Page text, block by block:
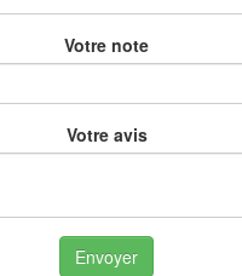
Votre note
Votre avis